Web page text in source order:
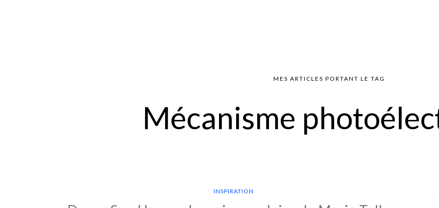
MES ARTICLES PORTANT LE TAG
Mécanisme
INSPIRATION